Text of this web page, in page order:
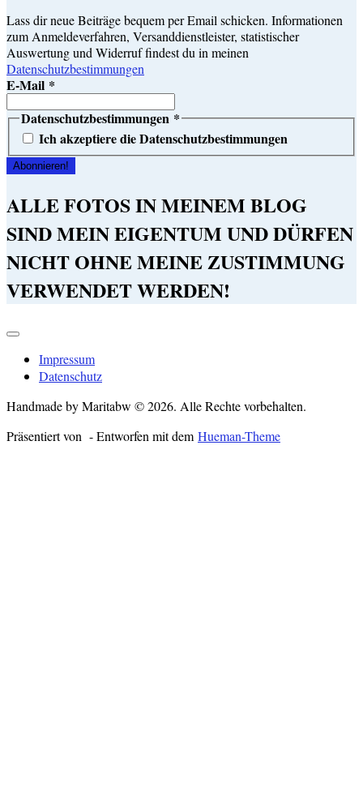
Lass dir neue Beiträge bequem per Email schicken. Informationen
zum Anmeldeverfahren, Versanddienstleister, statistischer
Auswertung und Widerruf findest du in meinen
Datenschutzbestimmungen
E-Mail *
Datenschutzbestimmungen *
Ich akzeptiere die Datenschutzbestimmungen
ALLE FOTOS IN MEINEM BLOG
SIND MEIN EIGENTUM UND DÜRFEN
NICHT OHNE MEINE ZUSTIMMUNG
VERWENDET WERDEN!
Impressum
Datenschutz
Handmade by Maritabw © 2026. Alle Rechte vorbehalten.
Präsentiert von - Entworfen mit dem Hueman-Theme